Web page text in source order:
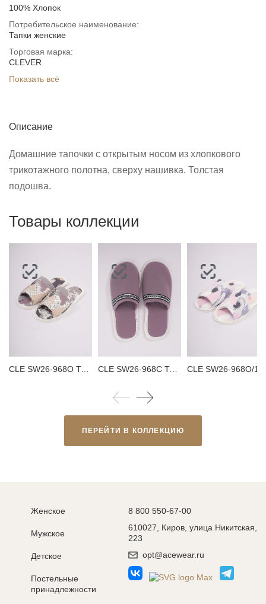
100% Хлопок
Потребительское наименование:
Тапки женские
Торговая марка:
CLEVER
Показать всё
Описание
Домашние тапочки с открытым носом из хлопкового
трикотажного полотна, сверху нашивка. Толстая
подошва.
Товары коллекции
CLE SW26-968O Тапки женские CLE SW26-968C Тапки женские
ПЕРЕЙТИ В КОЛЛЕКЦИЮ
Женское
Мужское
Детское
Постельные
принадлежности
8 800 550-67-00
610027, Киров, улица Никитская,
223
opt@acewear.ru